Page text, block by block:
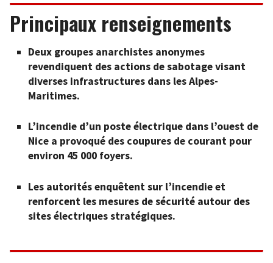
Principaux renseignements
Deux groupes anarchistes anonymes
revendiquent des actions de sabotage visant
diverses infrastructures dans les Alpes-
Maritimes.
L’incendie d’un poste électrique dans l’ouest de
Nice a provoqué des coupures de courant pour
environ 45 000 foyers.
Les autorités enquêtent sur l’incendie et
renforcent les mesures de sécurité autour des
sites électriques stratégiques.